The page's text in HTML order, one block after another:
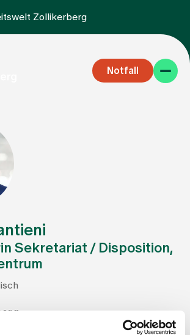
Zollikerberg
Notfall
Sekretariat / Disposition,
Therapien und